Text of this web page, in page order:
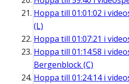
Hoppa till 01:01:02 i
(L)
Hoppa till 01:07:21 i
Hoppa till 01:14:58 i
Bergenblock (C)
Hoppa till 01:24:14i